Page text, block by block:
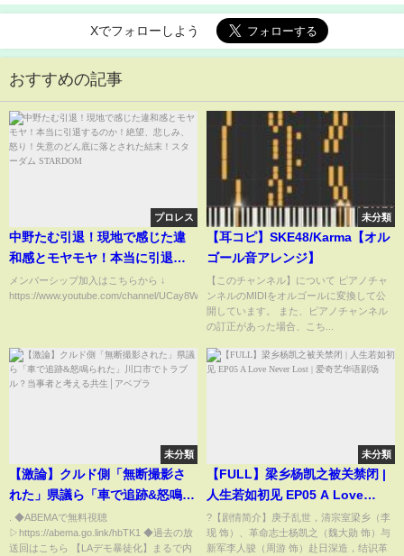
Xでフォローしよう
おすすめの記事
プロレス
中野たむ引退！現地で感じた違
和感とモヤモヤ！本当に引退す
るのか！絶望、悲しみ、怒り！
失意のどん底に落とされた結
メンバーシップ加入はこちらから ↓
https://www.youtube.com/channel/UCay8WSrC1qpZI__zIT-...
未分類
【耳コピ】SKE48/Karma【オル
ゴール音アレンジ】
【このチャンネル】について ピアノチャ
ンネルのMIDIをオルゴールに変換して公
開しています。 また、ピアノチャンネル
の訂正があった場合、こち...
未分類
【激論】クルド側「無断撮影さ
れた」県議ら「車で追跡&怒鳴ら
れた」川口市でトラブル？当事
者と考える共生│アベプラ
. ◆ABEMAで無料視聴
▷https://abema.go.link/hbTK1 ◆過去の放
送回はこちら 【LAデモ暴徒化】まるで内
未分類
【FULL】梁乡杨凯之被关禁闭 |
人生若如初见 EP05 A Love
Never Lost | 爱奇艺华语剧场
?【剧情简介】庚子乱世，清宗室梁乡（李
现 饰）、革命志士杨凯之（魏大勋 饰）与
新军李人骏（周游 饰）赴日深造，结识革